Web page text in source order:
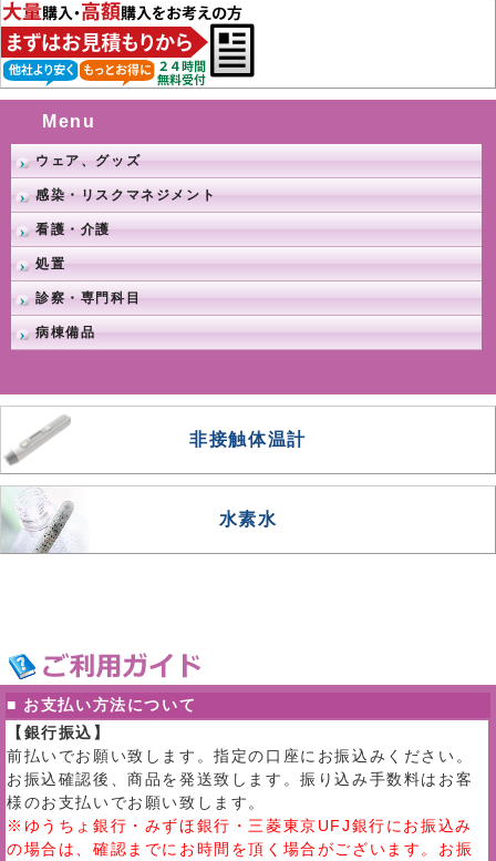
Menu
ウェア、グッズ
感染・リスクマネジメント
看護・介護
処置
診察・専門科目
病棟備品
非接触体温計
水素水
■ お支払い方法について
【銀行振込】
前払いでお願い致します。指定の口座にお振込みください。
お振込確認後、商品を発送致します。振り込み手数料はお客
様のお支払いでお願い致します。
※ゆうちょ銀行・みずほ銀行・三菱東京UFJ銀行にお振込み
の場合は、確認までにお時間を頂く場合がございます。お振